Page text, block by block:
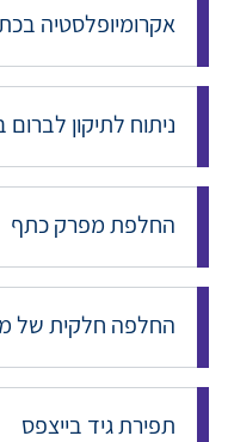
אקרומיופלסטיה
ניתוח לתיקון
החלפת מפרק כתף
החלפה חלקית של
תפירת גיד בייצפס